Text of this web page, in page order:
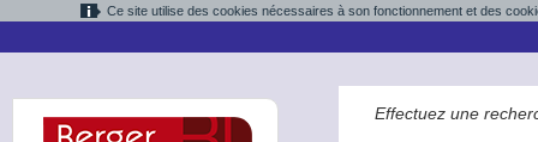
Ce site utilise des cookies nécessaires à son fonctionnement et des